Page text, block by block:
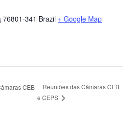
76801-341 Brazil + Google Map
CEB
Reuniões das Câmaras CEB
e CEPS